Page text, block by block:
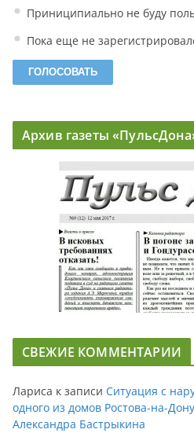
Приниципиально не буду
Пока еще не
Архив газеты
СВЕЖИЕ КОММЕНТАРИИ
Лариса к записи Ситуация с
одного из домов Ростова-на-
Александра Бастрыкина